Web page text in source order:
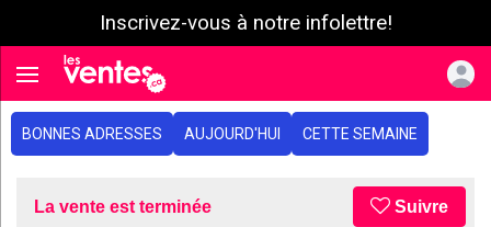
Inscrivez-vous à notre infolettre!
Toggle navigation
BONNES ADRESSES AUJOURD'HUI CETTE SEMAINE
La vente est terminée Suivre